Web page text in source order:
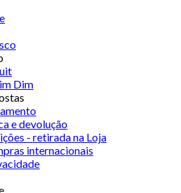
Dim
e devolução
- retirada na Loja
internacionais